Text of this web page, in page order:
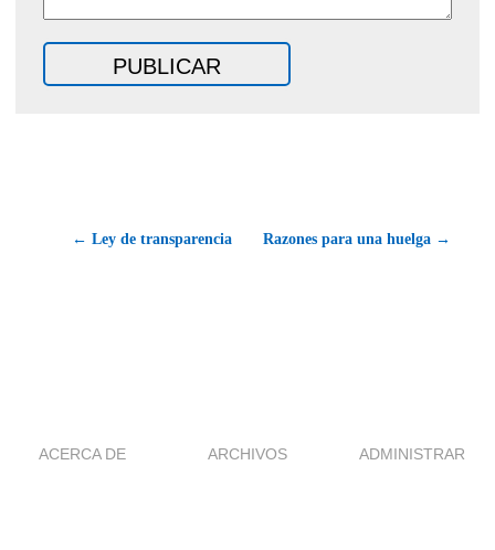
← Ley de transparencia Razones para una huelga →
ACERCA DE ARCHIVOS ADMINISTRAR